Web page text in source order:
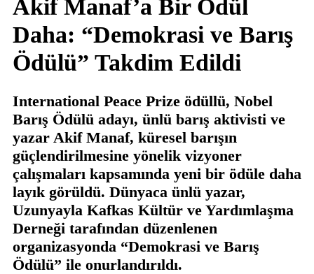
Akif Manaf’a Bir Ödül
Daha: “Demokrasi ve Barış
Ödülü” Takdim Edildi
International Peace Prize ödüllü, Nobel
Barış Ödülü adayı, ünlü barış aktivisti ve
yazar Akif Manaf, küresel barışın
güçlendirilmesine yönelik vizyoner
çalışmaları kapsamında yeni bir ödüle daha
layık görüldü. Dünyaca ünlü yazar,
Uzunyayla Kafkas Kültür ve Yardımlaşma
Derneği tarafından düzenlenen
organizasyonda “Demokrasi ve Barış
Ödülü” ile onurlandırıldı.